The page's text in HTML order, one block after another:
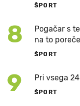
ŠPORT
8
Pogačar s
na to
ŠPORT
9 Pri vsega
ŠPORT